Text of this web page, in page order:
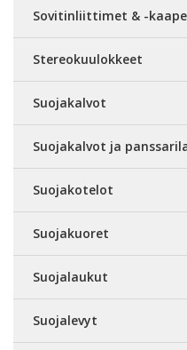
Sovitinliittimet & -
Stereokuulokkeet
Suojakalvot
Suojakalvot ja
Suojakotelot
Suojakuoret
Suojalaukut
Suojalevyt